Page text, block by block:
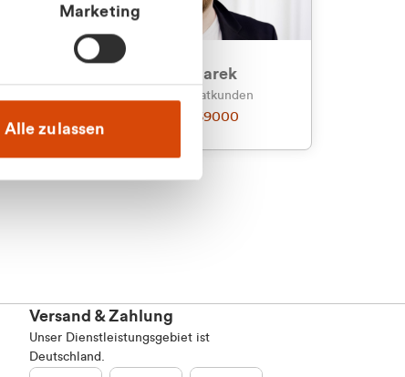
Marketing
Alle zulassen
Julian Marek
Vertrieb - Privatkunden
0216 237 69000
Versand & Zahlung
Unser Dienstleistungsgebiet ist
Deutschland.